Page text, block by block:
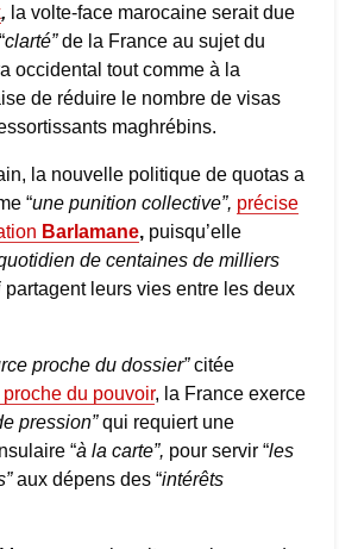
, la volte-face marocaine serait due
clarté”de la France au sujet du
occidental tout comme à la
de réduire le nombre de visas
maghrébins.
la nouvelle politique de quotas a
“une punition collective”, précise
Barlamane, puisqu’elle
de centaines de milliers
partagent leurs vies entre les deux
proche du dossier”citée
du pouvoir, la France exerce
pression”qui requiert une
“à la carte”, pour servir “les
aux dépens des “intérêts